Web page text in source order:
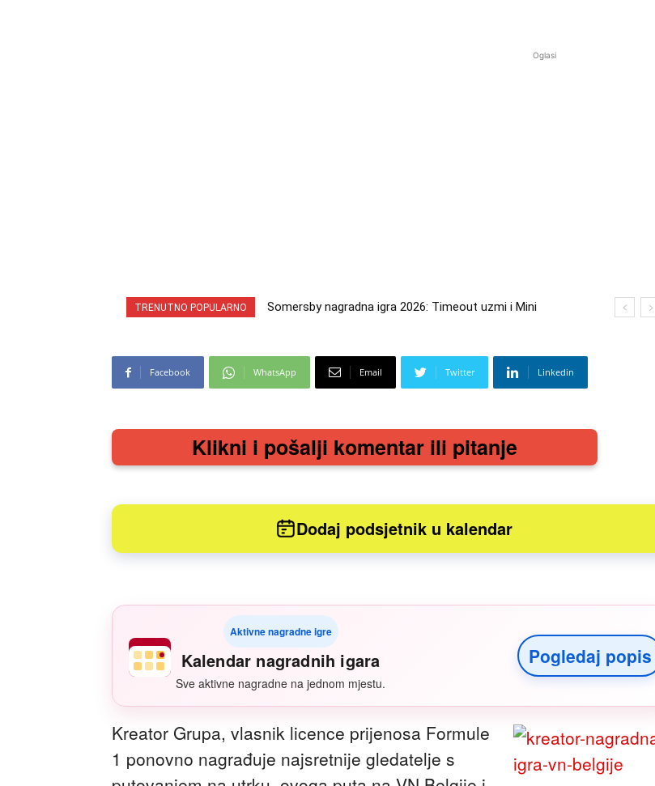
Oglasi
TRENUTNO POPULARNO
Somersby nagradna igra 2026: Timeout uzmi i Mini
INA nagradna igra 2026: Kupi bilo što i osvoji putovanje
Facebook WhatsApp Email Twitter Linkedin
Klikni i pošalji komentar ili pitanje
Dodaj podsjetnik u kalendar
Aktivne nagradne igre
Kalendar nagradnih igara
Sve aktivne nagradne na jednom mjestu.
Pogledaj popis
Kreator Grupa, vlasnik licence prijenosa Formule
1 ponovno nagrađuje najsretnije gledatelje s